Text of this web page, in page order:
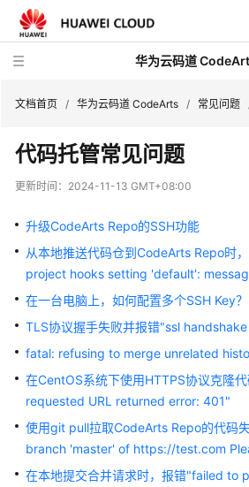
华为云码道
产
品
绍
计
费
说
快
速
入
用
户
文档首页 / 华为云码道 CodeArts / 常见问题
代码托管常见问题
更新时间： 2024-11-13 GMT+08:00
升级CodeArts Repo的SSH功能
从本地推送代码仓到CodeArts Repo时
project hooks setting 'default':
在一台电脑上，如何配置多个SSH Key？
TLS协议握手失败并报错"ssl
fatal: refusing to merge unrelated
在CentOS系统下使用HTTPS协议克隆
requested URL returned error: 401"
使用git pull拉取CodeArts Repo的代码
branch 'master' of https://test.com
在本地提交合并请求时，报错"failed to